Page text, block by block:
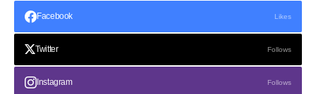
Facebook Likes
Twitter Follows
Instagram Follows